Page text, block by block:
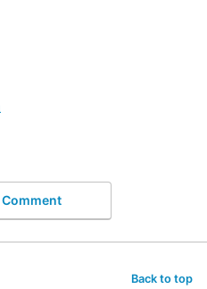
Comment
Back to top